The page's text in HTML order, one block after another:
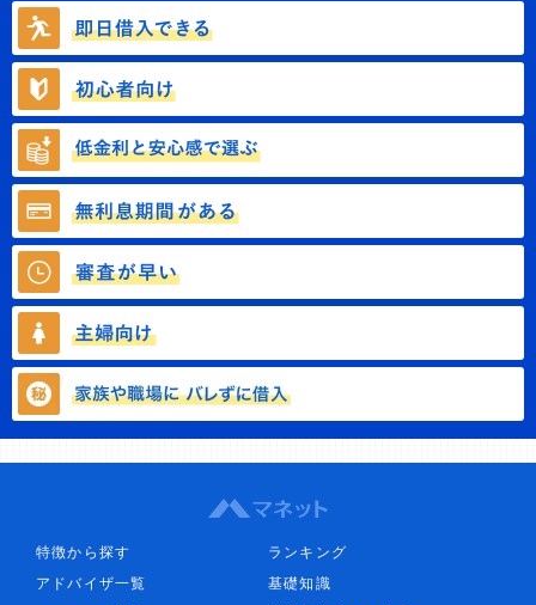
特徴から探す
ランキング
アドバイザ一覧
基礎知識